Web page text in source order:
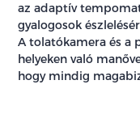
az adaptív
gyalogosok
A tolatókamera és a
helyeken való
hogy mindig